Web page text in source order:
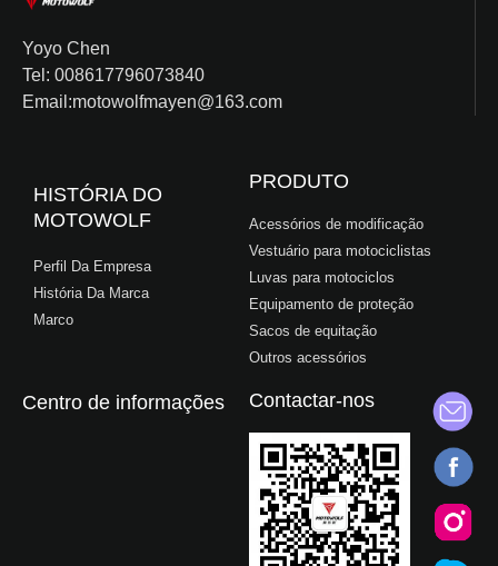
Yoyo Chen
Tel: 008617796073840
Email:motowolfmayen@163.com
HISTÓRIA DO
MOTOWOLF
Perfil Da Empresa
História Da Marca
Marco
PRODUTO
Acessórios de modificação
Vestuário para motociclistas
Luvas para motociclos
Equipamento de proteção
Sacos de equitação
Outros acessórios
Centro de informações Contactar-nos